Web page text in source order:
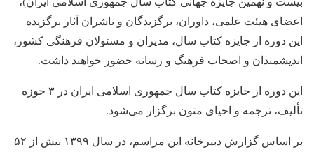
اعضای هیئت علمی، داوران، برگزیدگان و ناشران آثار برگزیده
این دوره از جایزه کتاب سال، مدیران و مسئولان فرهنگی کشور،
اندیشمندان و اصحاب فرهنگ و رسانه حضور خواهند داشت.
این دوره از جایزه کتاب سال جمهوری اسلامی ایران در ۳ حوزه
تألیف، ترجمه و احیای متون برگزار می‌شود.
بر اساس گزارش دبیرخانه این مراسم، در سال ۱۳۹۹ بیش از ۵۲